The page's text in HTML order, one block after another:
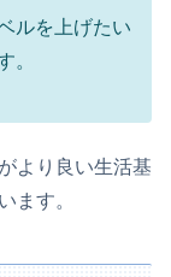
ルを上げたい
。
より良い生活基
ます。